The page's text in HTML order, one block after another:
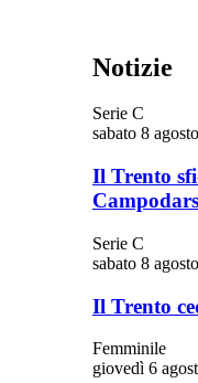
Notizie
Serie C
sabato 8
Il Trento
Serie C
sabato 8
Il Trento
Femminile
giovedì 6